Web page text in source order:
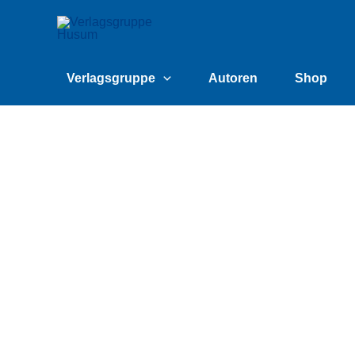
Verlagsgruppe Autoren Shop